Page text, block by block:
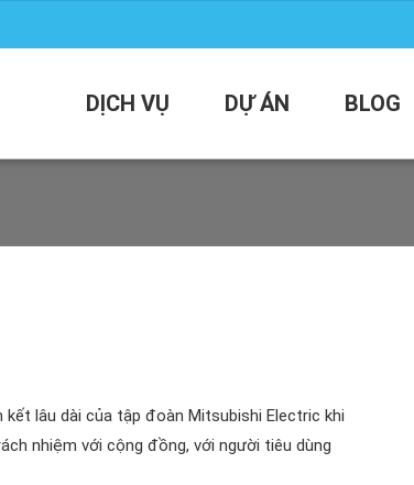
DỊCH VỤ DỰ ÁN BLOG
lâu dài của tập đoàn Mitsubishi Electric khi
nhiệm với cộng đồng, với người tiêu dùng